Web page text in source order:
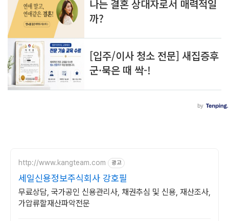
http://www.kangteam.com 광고
세일신용정보주식회사 강호필
무료상담, 국가공인 신용관리사, 채권추심 및 신용, 재산조사,
가압류할재산파악전문